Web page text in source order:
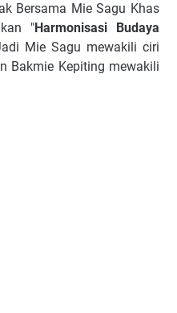
Bersama Mie Sagu Khas
"Harmonisasi Budaya
Mie Sagu mewakili ciri
Bakmie Kepiting mewakili